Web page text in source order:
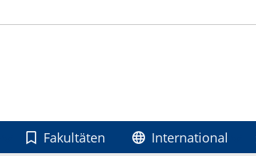
Fakultäten International